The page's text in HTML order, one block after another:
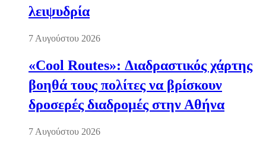
λειψυδρία
7 Αυγούστου 2026
«Cool Routes»: Διαδραστικός χάρτης
βοηθά τους πολίτες να βρίσκουν
δροσερές διαδρομές στην Αθήνα
7 Αυγούστου 2026